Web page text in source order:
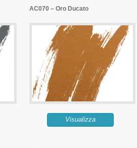
AC070 – Oro Ducato
Visualizza